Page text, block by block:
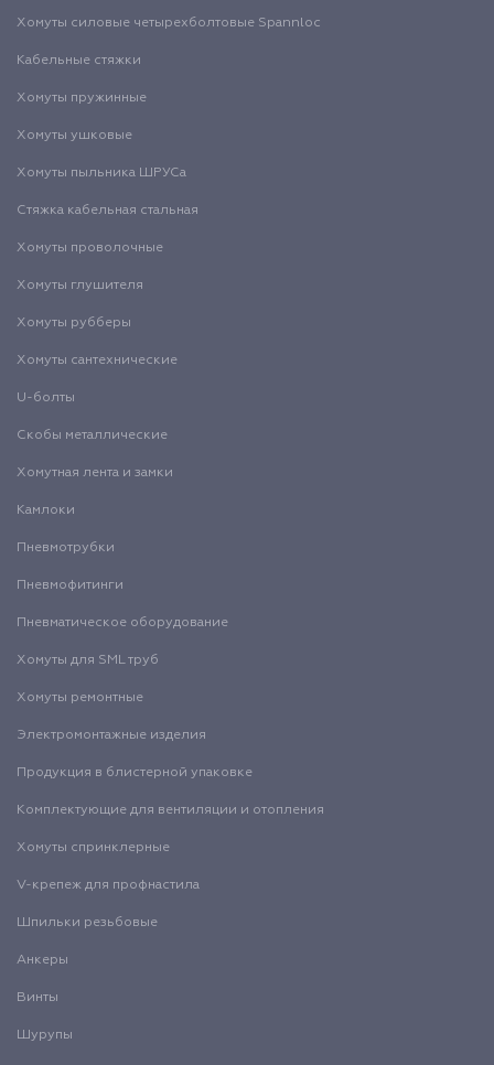
Хомуты силовые четырехболтовые Spannloc
Кабельные стяжки
Хомуты пружинные
Хомуты ушковые
Хомуты пыльника ШРУСа
Стяжка кабельная стальная
Хомуты проволочные
Хомуты глушителя
Хомуты рубберы
Хомуты сантехнические
U-болты
Скобы металлические
Хомутная лента и замки
Камлоки
Пневмотрубки
Пневмофитинги
Пневматическое оборудование
Хомуты для SML труб
Хомуты ремонтные
Электромонтажные изделия
Продукция в блистерной упаковке
Комплектующие для вентиляции и отопления
Хомуты спринклерные
V-крепеж для профнастила
Шпильки резьбовые
Анкеры
Винты
Шурупы